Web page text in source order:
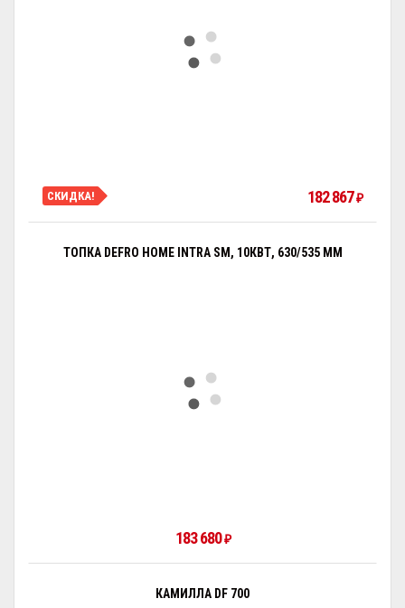
СКИДКА! 182 867₽
ТОПКА DEFRO HOME INTRA SM, 10КВТ, 630/535 ММ
183 680₽
КАМИЛЛА DF 700